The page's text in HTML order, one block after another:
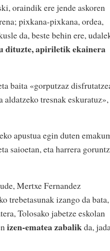
oraindik ere jende askoren
pixkana-pixkana, ordea,
da, beste behin ere,
dituzte, apiriletik ekainera
baita «gorputzaz
aldatzeko tresnak eskuratuz»,
apustua egin duten
saioetan, eta harrera goruntz
Mertxe Fernandez
trebetasunak izango da bata,
Tolosako jabetze eskolan
izen-ematea zabalikda,